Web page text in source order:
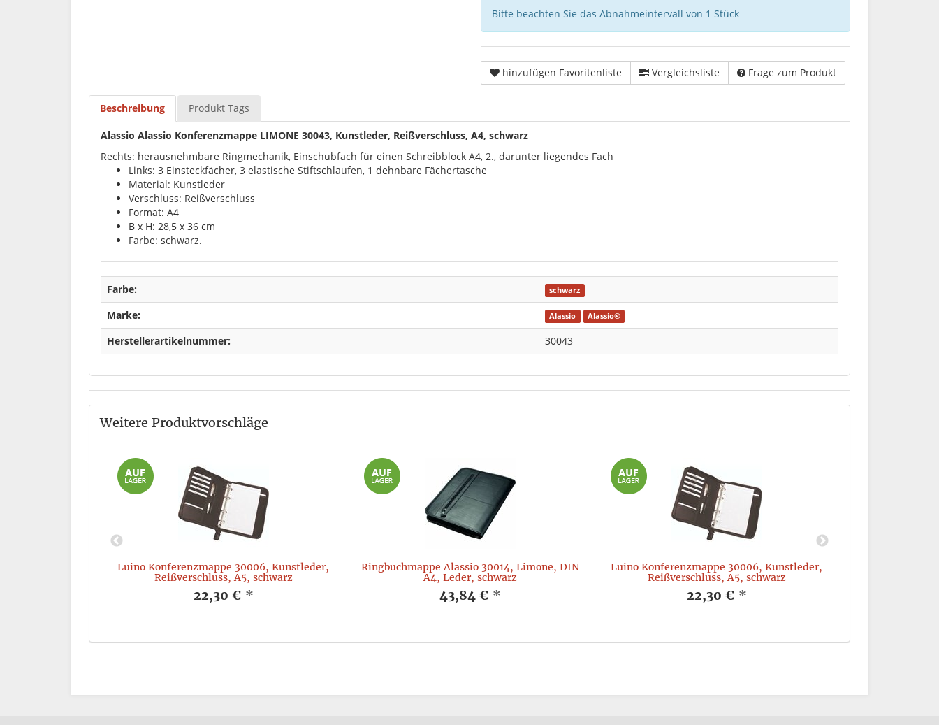
Bitte beachten Sie das Abnahmeintervall von 1 Stück
hinzufügen Favoritenliste Vergleichsliste Frage zum Produkt
Beschreibung Produkt Tags
Alassio Alassio Konferenzmappe LIMONE 30043, Kunstleder, Reißverschluss, A4, schwarz
Rechts: herausnehmbare Ringmechanik, Einschubfach für einen Schreibblock A4, 2., darunter liegendes Fach
Links: 3 Einsteckfächer, 3 elastische Stiftschlaufen, 1 dehnbare Fächertasche
Material: Kunstleder
Verschluss: Reißverschluss
Format: A4
B x H: 28,5 x 36 cm
Farbe: schwarz.
Farbe: schwarz
Marke: Alassio Alassio®
Herstellerartikelnummer: 30043
Weitere Produktvorschläge
Luino Konferenzmappe 30006, Kunstleder,
Reißverschluss, A5, schwarz
22,30 € *
Ringbuchmappe Alassio 30014, Limone, DIN
A4, Leder, schwarz
43,84 € *
Luino Konferenzmappe 30006, Kunstleder,
Reißverschluss, A5, schwarz
22,30 € *